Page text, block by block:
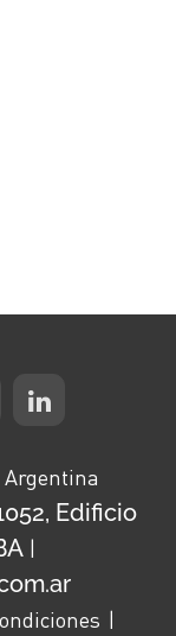
Edificio
|